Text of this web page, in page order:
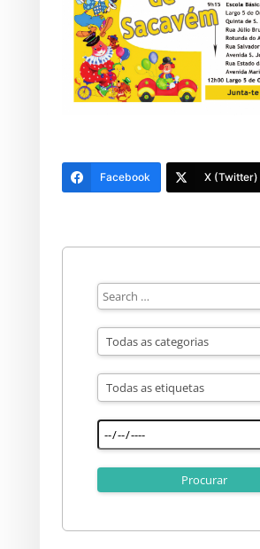
Facebook X (Twitter)